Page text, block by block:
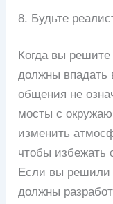
8. Будьте
Когда вы
должны впадать
общения не
мосты с
изменить
чтобы избежать
Если вы решили
должны